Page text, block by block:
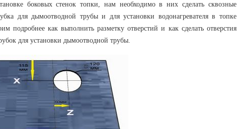
боковых стенок топки, нам необходимо в них сделать сквозные
для дымоотводной трубы и для установки водонагревателя в топке
подробнее как выполнить разметку отверстий и как сделать отверстия
для установки дымоотводной трубы.